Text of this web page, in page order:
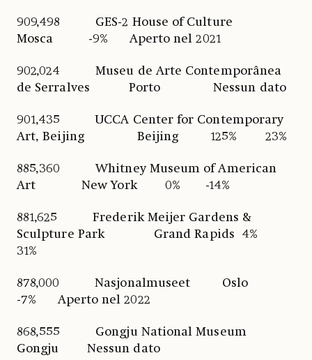
909,498 GES-2 House of Culture
Mosca -9% Aperto nel 2021
902,024 Museu de Arte Contemporânea
de Serralves Porto Nessun dato
901,435 UCCA Center for Contemporary
Art, Beijing Beijing 125% 23%
885,360 Whitney Museum of American
Art New York 0% -14%
881,625 Frederik Meijer Gardens &
Sculpture Park Grand Rapids 4%
31%
878,000 Nasjonalmuseet Oslo
-7% Aperto nel 2022
868,555 Gongju National Museum
Gongju Nessun dato